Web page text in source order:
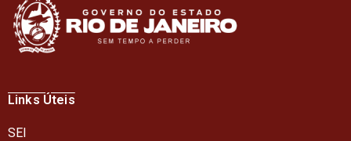
Links Úteis
SEI